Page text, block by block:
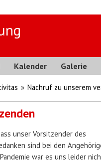
Kalender Galerie
» Nachruf zu unserem
unser Vorsitzender des
sind bei den
war es uns leider